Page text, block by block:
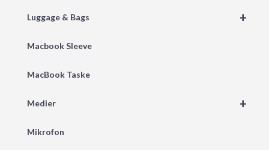
+
Luggage & Bags
Macbook Sleeve
MacBook Taske
+
Medier
Mikrofon